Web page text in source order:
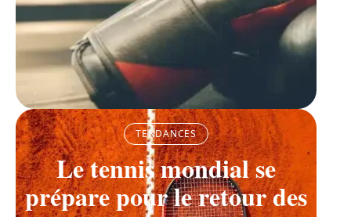
TENDANCES
Le tennis mondial se
prépare pour le retour des